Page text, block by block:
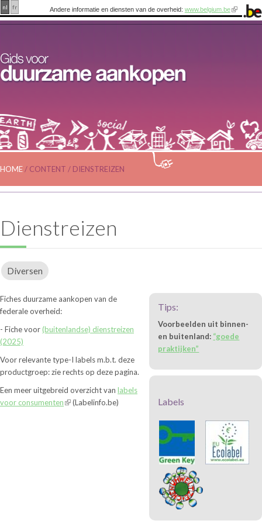
nl fr Andere informatie en diensten van de overheid: www.belgium.be
HOME / CONTENT / DIENSTREIZEN
Dienstreizen
Diversen
Fiches duurzame aankopen van de
federale overheid:
- Fiche voor (buitenlandse) dienstreizen
(2025)
Voor relevante type-I labels m.b.t. deze
productgroep: zie rechts op deze pagina.
Een meer uitgebreid overzicht van labels
voor consumenten
(Labelinfo.be)
Tips:
Voorbeelden uit binnen-
en buitenland: “goede
praktijken”
Labels